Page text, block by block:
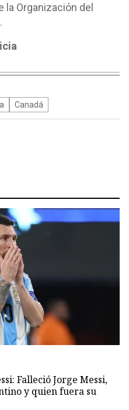
Organización del
Canadá
Falleció Jorge Messi,
y quien fuera su